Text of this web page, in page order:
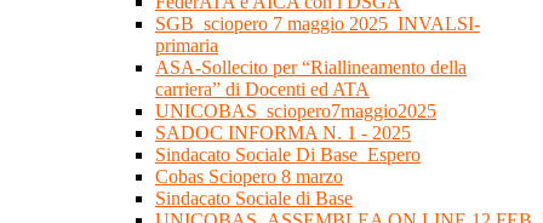
SGB_sciopero 7 maggio 2025_INVALSI-
primaria
ASA-Sollecito per “Riallineamento della
carriera” di Docenti ed ATA
UNICOBAS_sciopero7maggio2025
SADOC INFORMA N. 1 - 2025
Sindacato Sociale Di Base_Espero
Cobas Sciopero 8 marzo
Sindacato Sociale di Base